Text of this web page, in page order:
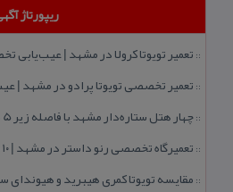
ریپورتاژ
:: تعمیر تویوتا كرولا در مشهد | عیب‌یابی
:: تعمیر تخصصی تویوتا پرادو در مشهد |
::چهار هتل‌ ستاره‌دار مشهد با فاصله زیر 5 دقیقه تا حرم
:: تعمیرگاه تخصصی رنو داستر در مشهد | ۱۰ سال تجربه و امداد خودرو
:: مقایسه تویوتا كمری هیبرید و هیوندای